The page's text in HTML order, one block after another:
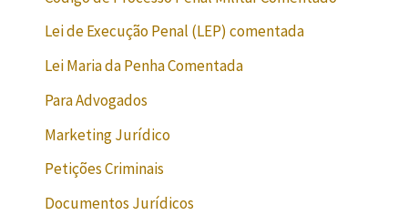
Lei de Execução Penal (LEP) comentada
Lei Maria da Penha Comentada
Para Advogados
Marketing Jurídico
Petições Criminais
Documentos Jurídicos